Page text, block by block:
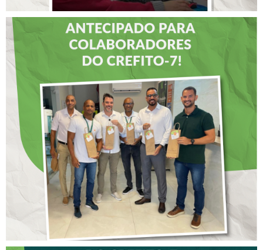
DIA DOS PAIS É
ANTECIPADO PARA
COLABORADORES DO
CREFITO-7